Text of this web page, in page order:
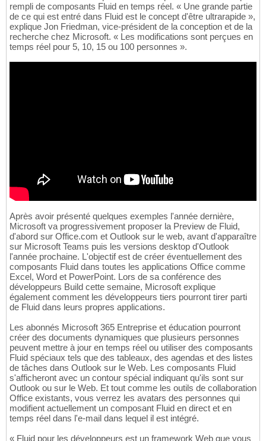
rempli de composants Fluid en temps réel. « Une grande partie
de ce qui est entré dans Fluid est le concept d'être ultrarapide »,
explique Jon Friedman, vice-président de la conception et de la
recherche chez Microsoft. « Les modifications sont perçues en
temps réel pour 5, 10, 15 ou 100 personnes ».
Après avoir présenté quelques exemples l'année dernière,
Microsoft va progressivement proposer la Preview de Fluid,
d'abord sur Office.com et Outlook sur le web, avant d'apparaître
sur Microsoft Teams puis les versions desktop d'Outlook
l'année prochaine. L'objectif est de créer éventuellement des
composants Fluid dans toutes les applications Office comme
Excel, Word et PowerPoint. Lors de sa conférence des
développeurs Build cette semaine, Microsoft explique
également comment les développeurs tiers pourront tirer parti
de Fluid dans leurs propres applications.
Les abonnés Microsoft 365 Entreprise et éducation pourront
créer des documents dynamiques que plusieurs personnes
peuvent mettre à jour en temps réel ou utiliser des composants
Fluid spéciaux tels que des tableaux, des agendas et des listes
de tâches dans Outlook sur le Web. Les composants Fluid
s'afficheront avec un contour spécial indiquant qu'ils sont sur
Outlook ou sur le Web. Et tout comme les outils de collaboration
Office existants, vous verrez les avatars des personnes qui
modifient actuellement un composant Fluid en direct et en
temps réel dans l'e-mail dans lequel il est intégré.
« Fluid pour les développeurs est un framework Web que vous